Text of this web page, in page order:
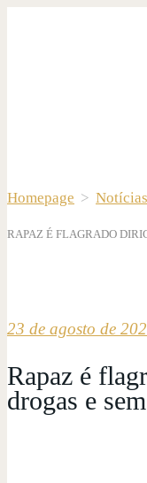
Homepage > Notícias
RAPAZ É FLAGRADO
23 de agosto de
Rapaz é
drogas e